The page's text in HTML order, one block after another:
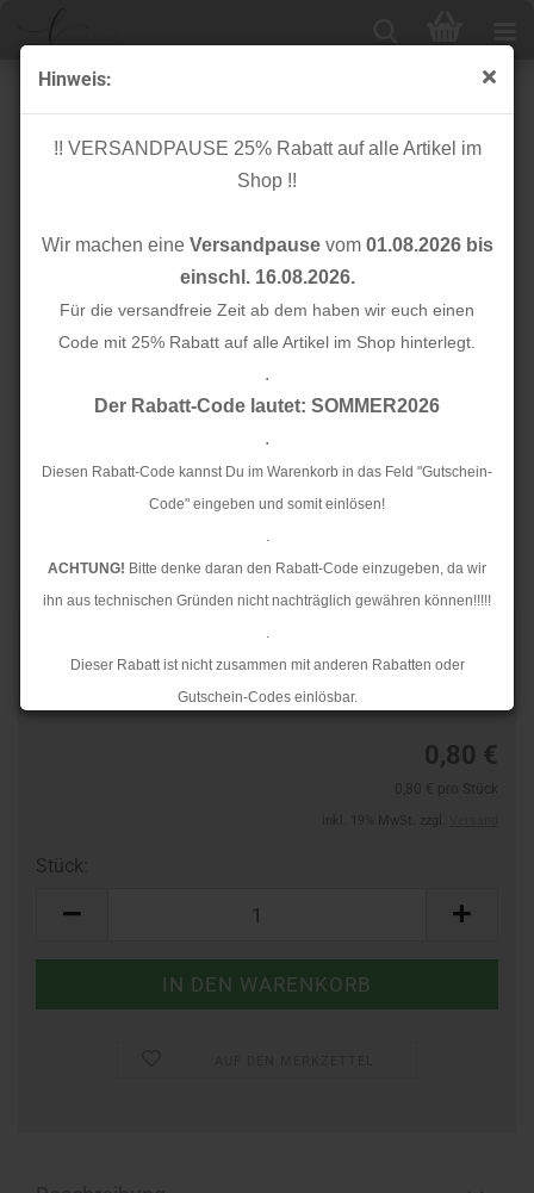
Hinweis:
!! VERSANDPAUSE 25% Rabatt auf alle Artikel im
Shop !!
Wir machen eine Versandpausevom 01.08.2026 bis
einschl. 16.08.2026.
Für die versandfreie Zeit ab dem haben wir euch einen
Code mit 25% Rabatt auf alle Artikel im Shop hinterlegt.
.
Der Rabatt-Code lautet: SOMMER2026
.
Diesen Rabatt-Code kannst Du im Warenkorb in das Feld "Gutschein-
Code" eingeben und somit einlösen!
.
ACHTUNG! Bitte denke daran den Rabatt-Code einzugeben, da wir
ihn aus technischen Gründen nicht nachträglich gewähren können!!!!!
.
Dieser Rabatt ist nicht zusammen mit anderen Rabatten oder
Gutschein-Codes einlösbar.
Ab dem 17.08.2026 versenden wir wieder wie gewohnt. Aufgrund des
Knopf Corozo - 2 Hole - 11 mm - dune - Mind the Maker
0,80 €
Stück: